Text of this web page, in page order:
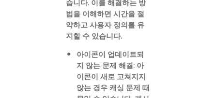
습니다. 이를 해결하는 방
법을 이해하면 시간을 절
약하고 사용자 정의를 유
지할 수 있습니다.
아이콘이 업데이트되
지 않는 문제 해결: 아
이콘이 새로 고쳐지지
않는 경우 캐싱 문제 때